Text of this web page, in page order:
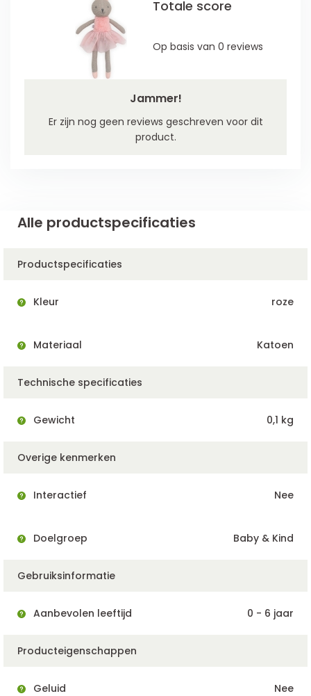
Jammer!
Er zijn nog geen reviews geschreven voor dit
product.
Totale score
Op basis van 0 reviews
Alle productspecificaties
Productspecificaties
Kleur roze
Materiaal Katoen
Technische specificaties
Gewicht 0,1 kg
Overige kenmerken
Interactief Nee
Doelgroep Baby & Kind
Gebruiksinformatie
Aanbevolen leeftijd 0 - 6 jaar
Producteigenschappen
Geluid Nee